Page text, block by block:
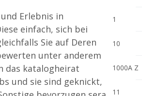
Erlebnis in
einfach, sich bei
Sie auf Deren
unter anderem
das katalogheirat
und sie sind geknickt,
1
10
1000A Z
11